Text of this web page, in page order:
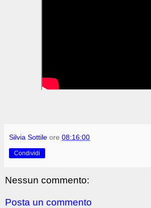
Silvia Sottile ore 08:16:00
Condividi
Nessun commento:
Posta un commento